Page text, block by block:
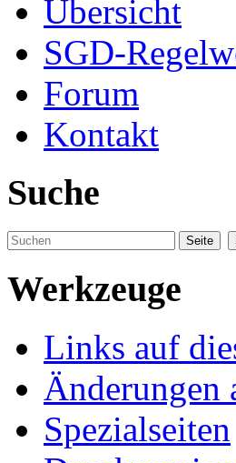
Übersicht
SGD-
Forum
Kontakt
Suche
Werkzeuge
Links auf
Änderungen
Spezialseiten